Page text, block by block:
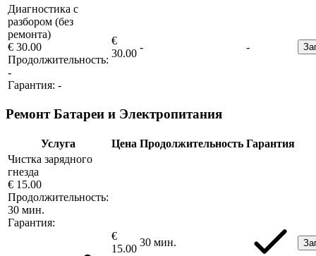
Диагностика с
разбором (без
ремонта)
€ 30.00
Продолжительность:
-
Гарантия: -
€
30.00
- -
Ремонт Батареи и Электропитания
Услуга Цена Продолжительность Гарантия
Чистка зарядного
гнезда
€ 15.00
Продолжительность:
30 мин.
Гарантия:
€
15.00
30 мин.